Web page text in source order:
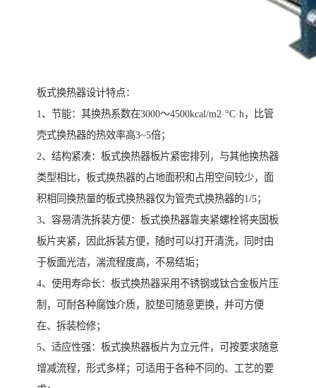
板式换热器设计特点：
1、节能：其换热系数在3000～4500kcal/m2·°C·h，比管
壳式换热器的热效率高3~5倍；
2、结构紧凑：板式换热器板片紧密排列，与其他换热器
类型相比，板式换热器的占地面积和占用空间较少，面
积相同换热量的板式换热器仅为管壳式换热器的1/5；
3、容易清洗拆装方便：板式换热器靠夹紧螺栓将夹固板
板片夹紧，因此拆装方便，随时可以打开清洗，同时由
于板面光洁，湍流程度高，不易结垢；
4、使用寿命长：板式换热器采用不锈钢或钛合金板片压
制，可耐各种腐蚀介质，胶垫可随意更换，并可方便
在、拆装检修；
5、适应性强：板式换热器板片为立元件，可按要求随意
增减流程，形式多样；可适用于各种不同的、工艺的要